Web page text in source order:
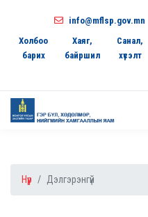
info@mflsp.gov.mn
Холбоо
барих
Хаяг,
байршил
Санал,
хүсэлт
Нүүр Дэлгэрэнгүй